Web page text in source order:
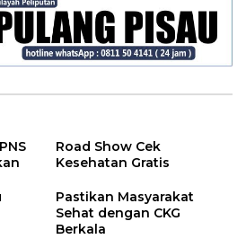
Road Show Cek
Kesehatan Gratis
Pastikan Masyarakat
Sehat dengan CKG
Berkala